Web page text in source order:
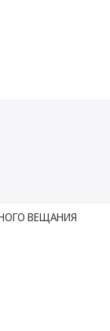
ВЕЩАНИЯ